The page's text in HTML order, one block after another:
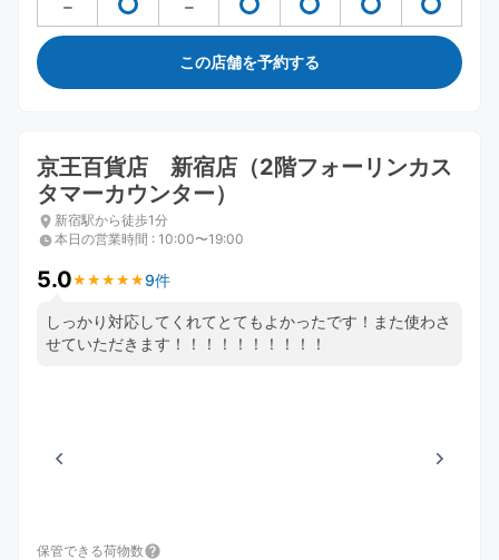
この店舗を予約する
京王百貨店 新宿店（2階フォーリンカス
タマーカウンター）
新宿駅から徒歩1分
本日の営業時間 : 10:00〜19:00
5.0★ ★ ★ ★ ★
★ ★ ★ ★ ★9件
しっかり対応してくれてとてもよかったです！また使わさ
せていただきます！！！！！！！！！！
保管できる荷物数